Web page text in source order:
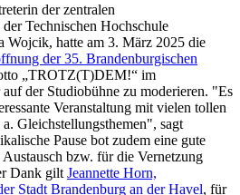
der zentralen
Technischen Hochschule
Wojcik, hatte am 3. März 2025 die
der 35. Brandenburgischen
„TROTZ(T)DEM!“ im
der Studiobühne zu moderieren. "Es
Veranstaltung mit vielen tollen
Gleichstellungsthemen", sagt
Pause bot zudem eine gute
bzw. für die Vernetzung
Dank gilt Jeannette Horn,
Stadt Brandenburg an der Havel, für